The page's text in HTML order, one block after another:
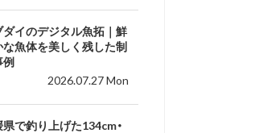
ダイのデジタル魚拓｜鮮
な魚体を美しく残した制
例
2026.07.27 Mon
県で釣り上げた134cm・